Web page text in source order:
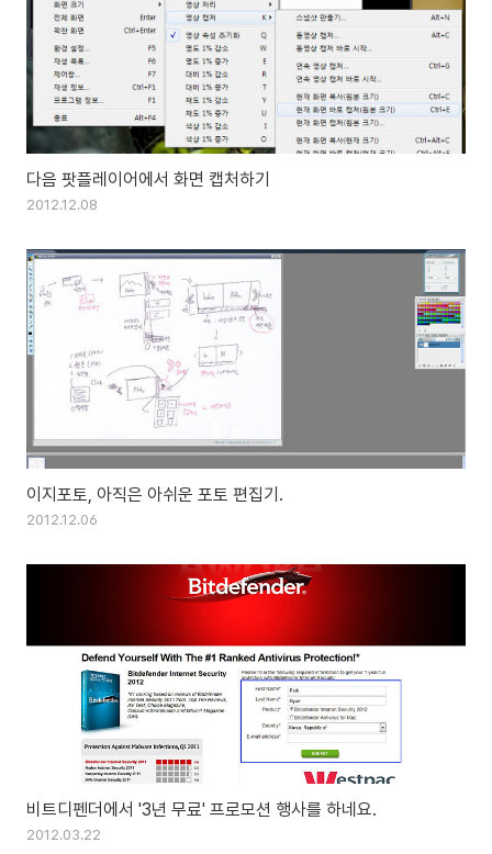
다음 팟플레이어에서 화면 캡처하기
2012.12.08
이지포토, 아직은 아쉬운 포토 편집기.
2012.12.06
비트디펜더에서 '3년 무료' 프로모션 행사를 하네요.
2012.03.22